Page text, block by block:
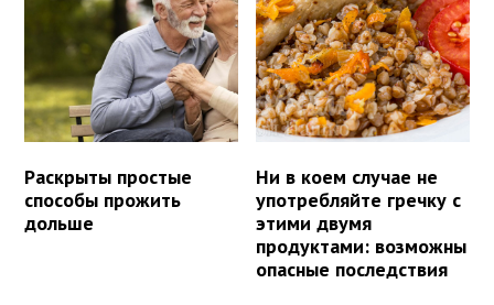
Раскрыты простые
способы прожить
дольше
Ни в коем случае не
употребляйте гречку с
этими двумя
продуктами: возможны
опасные последствия